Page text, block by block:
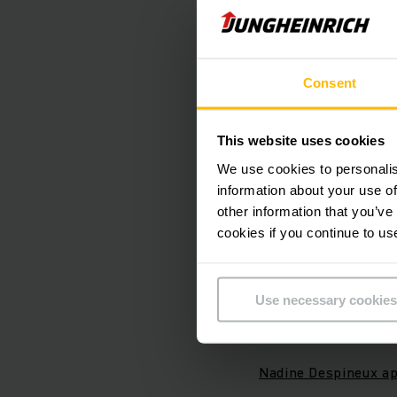
Consent
This website uses cookies
We use cookies to
information about your use
other information that
cookies if you continue to
Use necessary
Hamburgo, 6 de
(46) como a nova
de 2024. Ela
Jungheinrich em
negócios Marine &
CEO do segmento.
KraussMaffei
Para ler a matéria
Nadine Despineux